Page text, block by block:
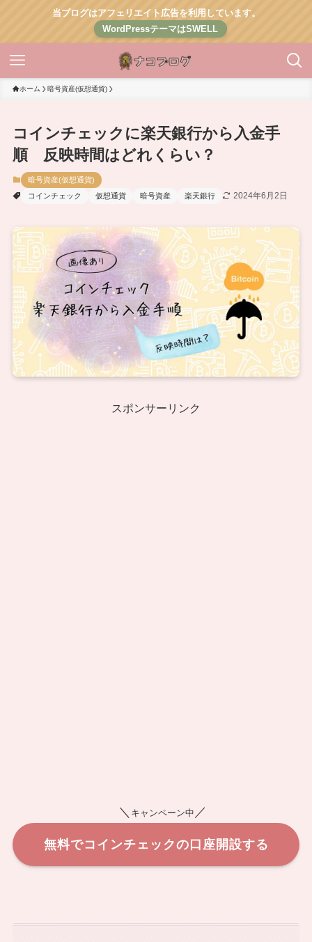
当ブログはアフェリエイト広告を利用しています。
WordPressテーマはSWELL
ホーム 暗号資産(仮想通貨)
コインチェックに楽天銀行から入金手
順 反映時間はどれくらい？
暗号資産(仮想通貨)
コインチェック
仮想通貨 暗号資産 楽天銀行 2024年6月2日
スポンサーリンク
＼ キャンペーン中 ／
無料でコインチェックの口座開設する